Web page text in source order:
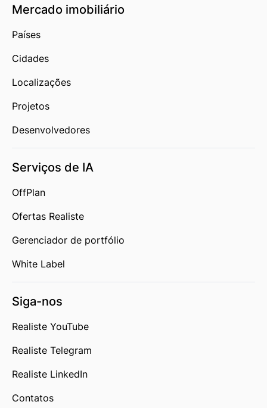
Mercado imobiliário
Países
Cidades
Localizações
Projetos
Desenvolvedores
Serviços de IA
OffPlan
Ofertas Realiste
Gerenciador de portfólio
White Label
Siga-nos
Realiste YouTube
Realiste Telegram
Realiste LinkedIn
Contatos